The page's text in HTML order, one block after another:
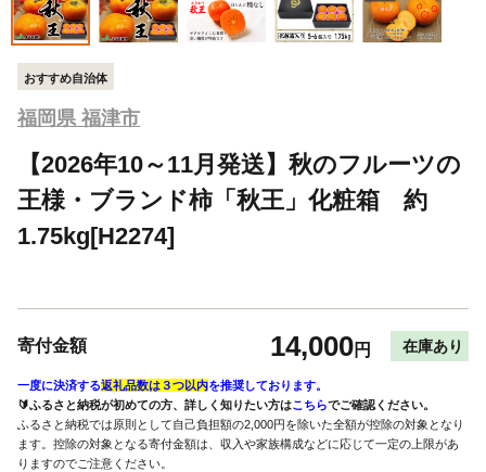
おすすめ自治体
福岡県 福津市
【2026年10～11月発送】秋のフルーツの
王様・ブランド柿「秋王」化粧箱 約
1.75kg[H2274]
寄付金額 14,000円 在庫あり
一度に決済する返礼品数は３つ以内を推奨しております。
🔰ふるさと納税が初めての方、詳しく知りたい方はこちらでご確認ください。
ふるさと納税では原則として自己負担額の2,000円を除いた全額が控除の対象となり
ます。控除の対象となる寄付金額は、収入や家族構成などに応じて一定の上限があ
りますのでご注意ください。